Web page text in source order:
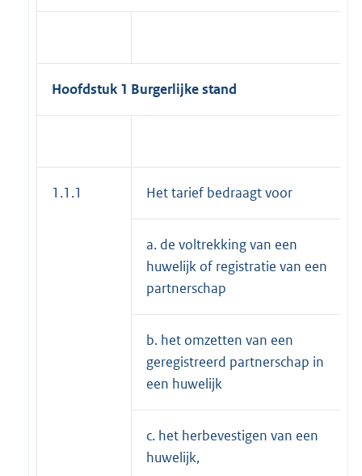
Hoofdstuk 1 Burgerlijke stand
1.1.1 Het tarief bedraagt voor
a. de voltrekking van een
huwelijk of registratie van een
partnerschap
b. het omzetten van een
geregistreerd partnerschap in
een huwelijk
c. het herbevestigen van een
huwelijk,